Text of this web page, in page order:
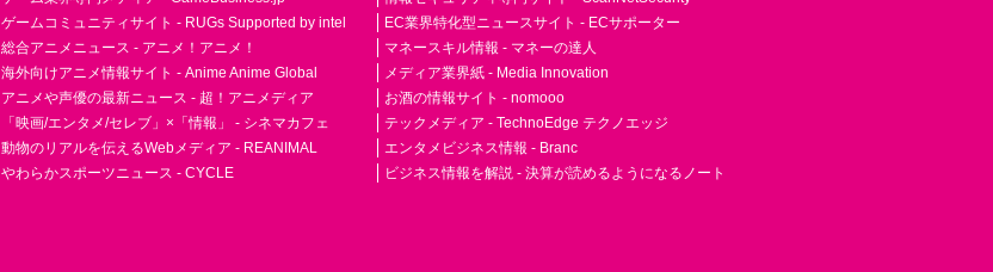
ゲームコミュニティサイト - RUGs Supported by intel
総合アニメニュース - アニメ！アニメ！
海外向けアニメ情報サイト - Anime Anime Global
アニメや声優の最新ニュース - 超！アニメディア
「映画/エンタメ/セレブ」×「情報」 - シネマカフェ
動物のリアルを伝えるWebメディア - REANIMAL
やわらかスポーツニュース - CYCLE
EC業界特化型ニュースサイト - ECサポーター
マネースキル情報 - マネーの達人
メディア業界紙 - Media Innovation
お酒の情報サイト - nomooo
テックメディア - TechnoEdge テクノエッジ
エンタメビジネス情報 - Branc
ビジネス情報を解説 - 決算が読めるようになるノート